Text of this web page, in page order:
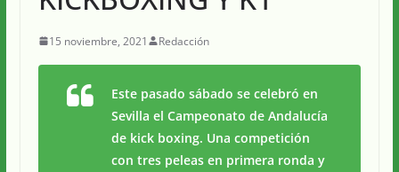
15 noviembre, 2021 Redacción
Este pasado sábado se celebró en
Sevilla el Campeonato de Andalucía
de kick boxing. Una competición
con tres peleas en primera ronda y